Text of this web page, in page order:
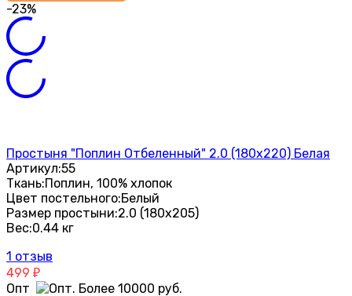
-23%
Простыня "Поплин Отбеленный" 2.0 (180х220) Белая
Артикул:55
Ткань:Поплин, 100% хлопок
Цвет постельного:Белый
Размер простыни:2.0 (180х205)
Вес:0.44 кг
1 отзыв
499 ₽
Опт